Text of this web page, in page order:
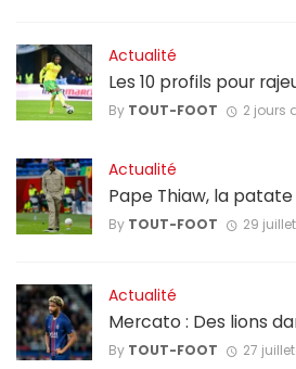
Actualité
Les 10 profils pour
By TOUT-FOOT 2 jours
Actualité
Pape Thiaw, la
By TOUT-FOOT 29
Actualité
Mercato : Des lions
By TOUT-FOOT 27